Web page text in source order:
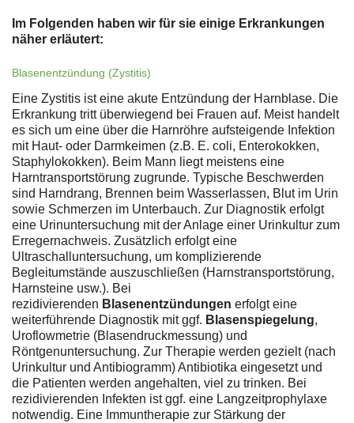
Im Folgenden haben wir für sie einige Erkrankungen
näher erläutert:
Blasenentzündung (Zystitis)
Eine Zystitis ist eine akute Entzündung der Harnblase. Die
Erkrankung tritt überwiegend bei Frauen auf. Meist handelt
es sich um eine über die Harnröhre aufsteigende Infektion
mit Haut- oder Darmkeimen (z.B. E. coli, Enterokokken,
Staphylokokken). Beim Mann liegt meistens eine
Harntransportstörung zugrunde. Typische Beschwerden
sind Harndrang, Brennen beim Wasserlassen, Blut im Urin
sowie Schmerzen im Unterbauch. Zur Diagnostik erfolgt
eine Urinuntersuchung mit der Anlage einer Urinkultur zum
Erregernachweis. Zusätzlich erfolgt eine
Ultraschalluntersuchung, um komplizierende
Begleitumstände auszuschließen (Harnstransportstörung,
Harnsteine usw.). Bei
rezidivierenden Blasenentzündungen erfolgt eine
weiterführende Diagnostik mit ggf. Blasenspiegelung,
Uroflowmetrie (Blasendruckmessung) und
Röntgenuntersuchung. Zur Therapie werden gezielt (nach
Urinkultur und Antibiogramm) Antibiotika eingesetzt und
die Patienten werden angehalten, viel zu trinken. Bei
rezidivierenden Infekten ist ggf. eine Langzeitprophylaxe
notwendig. Eine Immuntherapie zur Stärkung der